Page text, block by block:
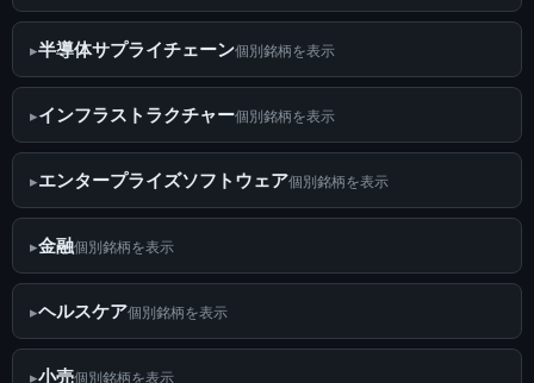
半導体サプライチェーン個別銘柄を表示
インフラストラクチャー個別銘柄を表示
エンタープライズソフトウェア個別銘柄を表示
金融個別銘柄を表示
ヘルスケア個別銘柄を表示
小売個別銘柄を表示